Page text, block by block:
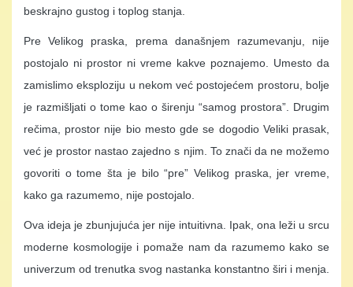
beskrajno gustog i toplog stanja.
Pre Velikog praska, prema današnjem razumevanju, nije
postojalo ni prostor ni vreme kakve poznajemo. Umesto da
zamislimo eksploziju u nekom već postojećem prostoru, bolje
je razmišljati o tome kao o širenju “samog prostora”. Drugim
rečima, prostor nije bio mesto gde se dogodio Veliki prasak,
već je prostor nastao zajedno s njim. To znači da ne možemo
govoriti o tome šta je bilo “pre” Velikog praska, jer vreme,
kako ga razumemo, nije postojalo.
Ova ideja je zbunjujuća jer nije intuitivna. Ipak, ona leži u srcu
moderne kosmologije i pomaže nam da razumemo kako se
univerzum od trenutka svog nastanka konstantno širi i menja.